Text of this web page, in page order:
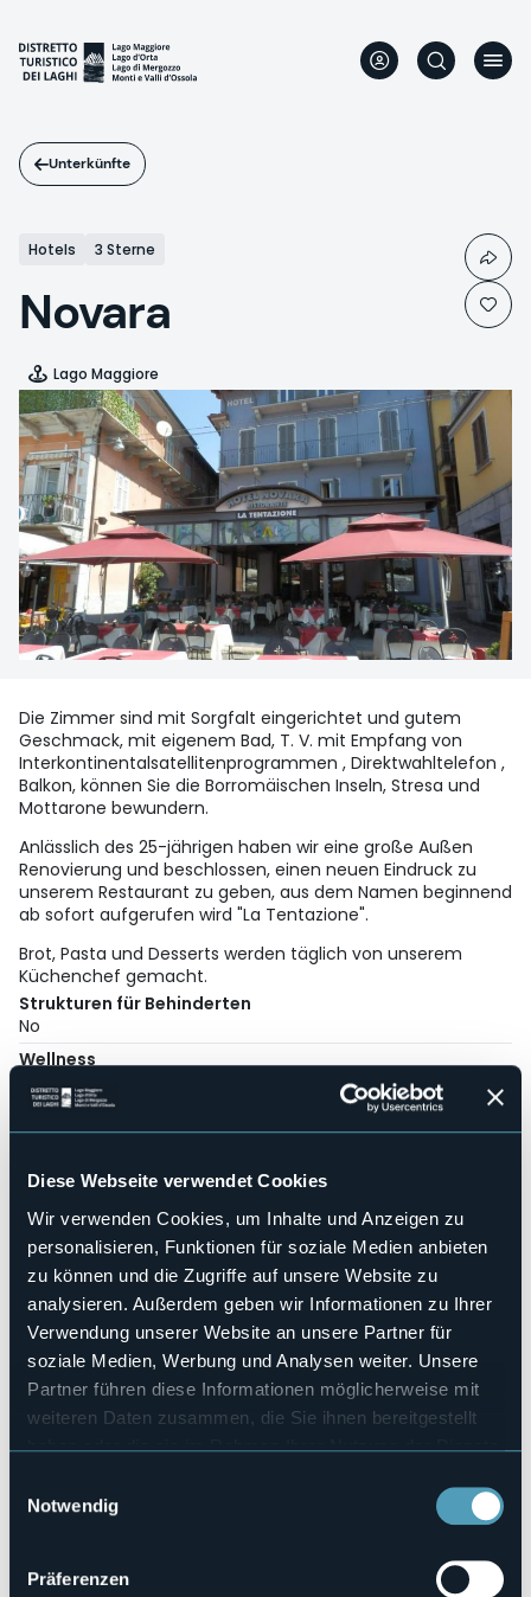
Diese Webseite verwendet Cookies
Wir verwenden Cookies, um Inhalte und Anzeigen zu
personalisieren, Funktionen für soziale Medien anbieten
zu können und die Zugriffe auf unsere Website zu
analysieren. Außerdem geben wir Informationen zu Ihrer
Verwendung unserer Website an unsere Partner für
soziale Medien, Werbung und Analysen weiter. Unsere
Partner führen diese Informationen möglicherweise mit
weiteren Daten zusammen, die Sie ihnen bereitgestellt
haben oder die sie im Rahmen Ihrer Nutzung der Dienste
Notwendig
Präferenzen
Inhalt
Unterkünfte
Hotels 3 Sterne
Novara
Lago Maggiore
Die Zimmer sind mit Sorgfalt eingerichtet und gutem
Geschmack, mit eigenem Bad, T. V. mit Empfang von
Interkontinentalsatellitenprogrammen , Direktwahltelefon ,
Balkon, können Sie die Borromäischen Inseln, Stresa und
Mottarone bewundern.
Anlässlich des 25-jährigen haben wir eine große Außen
Renovierung und beschlossen, einen neuen Eindruck zu
unserem Restaurant zu geben, aus dem Namen beginnend
ab sofort aufgerufen wird "La Tentazione".
Brot, Pasta und Desserts werden täglich von unserem
Küchenchef gemacht.
Strukturen für Behinderten
No
Wellness
No
Kongresshalle
No
Hallenbad
No
Haustiere erlaubt
Sì
Anzahl der Zimmer
14
Anzahl der Betten
25
E-mail
info@hotelnovara.com
Webseite
Telefon
103072-ALB-00007